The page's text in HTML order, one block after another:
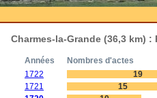
Charmes-la-Grande (36,3 km)
Années
Nombres d'actes
1722
19
1721
15